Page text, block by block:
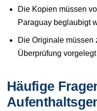
Die Kopien müssen
Paraguay beglaubigt
Die Originale müssen
Überprüfung
Häufige